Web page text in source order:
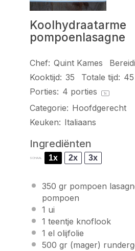
Koolhydraatarme
pompoenlasagne
Chef: Quint Kames
Kooktijd: 35 Totale tijd: 45
Porties: 4 porties 1x
Categorie: Hoofdgerecht
Keuken: Italiaans
Ingrediënten
SCHAAL 1x 2x 3x
350 gr pompoen
pompoen
1 ui
1 teentje knoflook
1 el olijfolie
500 gr (mager)